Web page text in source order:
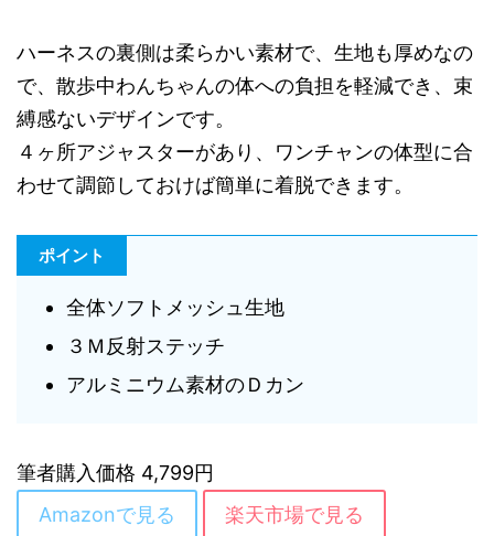
ハーネスの裏側は柔らかい素材で、生地も厚めなの
で、散歩中わんちゃんの体への負担を軽減でき、束
縛感ないデザインです。
４ヶ所アジャスターがあり、ワンチャンの体型に合
わせて調節しておけば簡単に着脱できます。
ポイント
全体ソフトメッシュ生地
３Ｍ反射ステッチ
アルミニウム素材のＤカン
筆者購入価格 4,799円
Amazonで見る
楽天市場で見る